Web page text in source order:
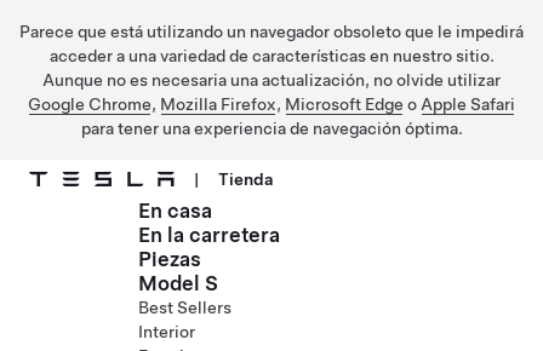
Parece que está utilizando un navegador obsoleto que le impedirá
acceder a una variedad de características en nuestro sitio.
Aunque no es necesaria una actualización, no olvide utilizar
Google Chrome, Mozilla Firefox, Microsoft Edge o Apple Safari
para tener una experiencia de navegación óptima.
Ir al contenido principal
| Tienda
En casa
En la carretera
Piezas
Model S
Best Sellers
Interior